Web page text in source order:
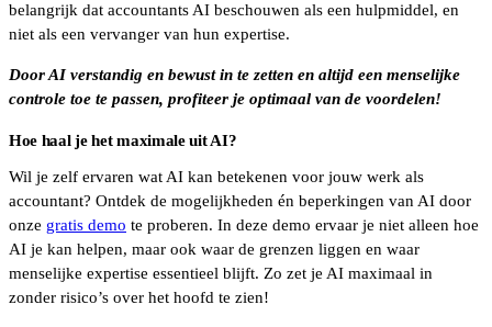
belangrijk dat accountants AI beschouwen als een hulpmiddel, en
niet als een vervanger van hun expertise.
Door AI verstandig en bewust in te zetten en altijd een menselijke
controle toe te passen, profiteer je optimaal van de voordelen!
Hoe haal je het maximale uit AI?
Wil je zelf ervaren wat AI kan betekenen voor jouw werk als
accountant? Ontdek de mogelijkheden én beperkingen van AI door
onze gratis demo te proberen. In deze demo ervaar je niet alleen hoe
AI je kan helpen, maar ook waar de grenzen liggen en waar
menselijke expertise essentieel blijft. Zo zet je AI maximaal in
zonder risico’s over het hoofd te zien!